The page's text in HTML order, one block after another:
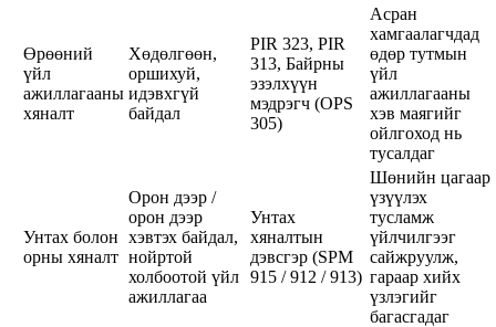
Өрөөний
үйл
ажиллагааны
хяналт
Хөдөлгөөн,
оршихуй,
идэвхгүй
байдал
PIR 323, PIR
313, Байрны
эзэлхүүн
мэдрэгч (OPS
305)
Асран
хамгаалагчдад
өдөр тутмын
үйл
ажиллагааны
хэв маягийг
ойлгоход нь
тусалдаг
Унтах болон
орны хяналт
Орон дээр /
орон дээр
хэвтэх байдал,
нойртой
холбоотой үйл
ажиллагаа
Унтах
хяналтын
дэвсгэр (SPM
915 / 912 / 913)
Шөнийн цагаар
үзүүлэх
тусламж
үйлчилгээг
сайжруулж,
гараар хийх
үзлэгийг
багасгадаг